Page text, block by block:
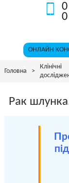
ОНЛАЙН
ОНЛАЙН
Головна >
Клінічні
Рак